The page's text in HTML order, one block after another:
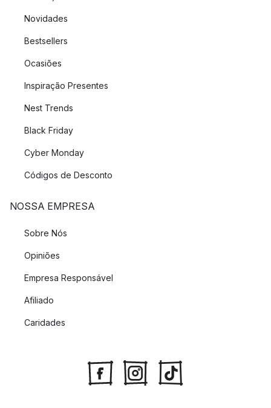
Novidades
Bestsellers
Ocasiões
Inspiração Presentes
Nest Trends
Black Friday
Cyber Monday
Códigos de Desconto
NOSSA EMPRESA
Sobre Nós
Opiniões
Empresa Responsável
Afiliado
Caridades